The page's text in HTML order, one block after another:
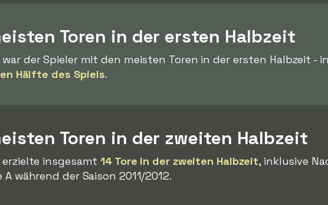
Toren in der ersten Halbzeit
der Spieler mit den meisten Toren in der ersten Halbzeit -
Hälfte des Spiels.
Toren in der zweiten Halbzeit
erzielte insgesamt14 Tore in der zweiten Halbzeit, inklusive
während der Saison 2011/2012.